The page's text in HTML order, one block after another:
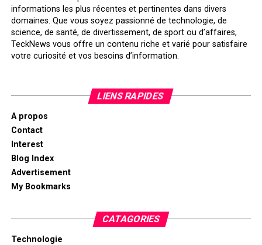
informations les plus récentes et pertinentes dans divers
domaines. Que vous soyez passionné de technologie, de
science, de santé, de divertissement, de sport ou d’affaires,
TeckNews vous offre un contenu riche et varié pour satisfaire
votre curiosité et vos besoins d’information.
LIENS RAPIDES
A propos
Contact
Interest
Blog Index
Advertisement
My Bookmarks
CATAGORIES
Technologie